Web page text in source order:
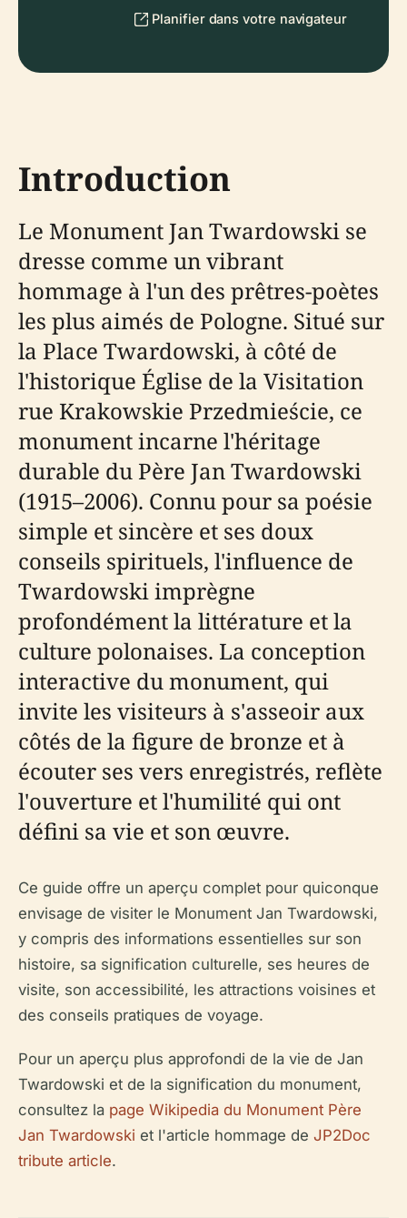
Planifier dans votre navigateur
Introduction
Le Monument Jan Twardowski se
dresse comme un vibrant
hommage à l'un des prêtres-poètes
les plus aimés de Pologne. Situé sur
la Place Twardowski, à côté de
l'historique Église de la Visitation
rue Krakowskie Przedmieście, ce
monument incarne l'héritage
durable du Père Jan Twardowski
(1915–2006). Connu pour sa poésie
simple et sincère et ses doux
conseils spirituels, l'influence de
Twardowski imprègne
profondément la littérature et la
culture polonaises. La conception
interactive du monument, qui
invite les visiteurs à s'asseoir aux
côtés de la figure de bronze et à
écouter ses vers enregistrés, reflète
l'ouverture et l'humilité qui ont
défini sa vie et son œuvre.
Ce guide offre un aperçu complet pour quiconque
envisage de visiter le Monument Jan Twardowski,
y compris des informations essentielles sur son
histoire, sa signification culturelle, ses heures de
visite, son accessibilité, les attractions voisines et
des conseils pratiques de voyage.
Pour un aperçu plus approfondi de la vie de Jan
Twardowski et de la signification du monument,
consultez la page Wikipedia du Monument Père
Jan Twardowski et l'article hommage de JP2Doc
tribute article.